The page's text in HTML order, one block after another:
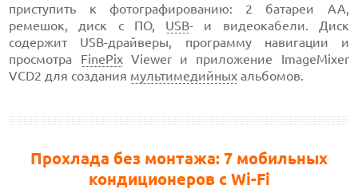
приступить к фотографированию: 2 батареи АА,
ремешок, диск с ПО, USB- и видеокабели. Диск
содержит USB-драйверы, программу навигации и
просмотра FinePixViewer и приложение ImageMixer
VCD2 для создания мультимедийных альбомов.
Прохлада без монтажа: 7 мобильных
кондиционеров с Wi-Fi